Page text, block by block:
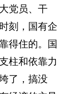
党员、干
刻，国有企
得住的。国
柱和依靠力
了，搞没